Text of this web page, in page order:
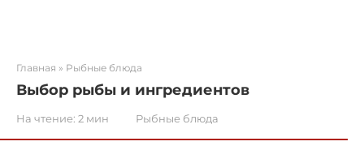
Главная » Рыбные блюда
Выбор рыбы и ингредиентов
На чтение: 2 мин Рыбные блюда